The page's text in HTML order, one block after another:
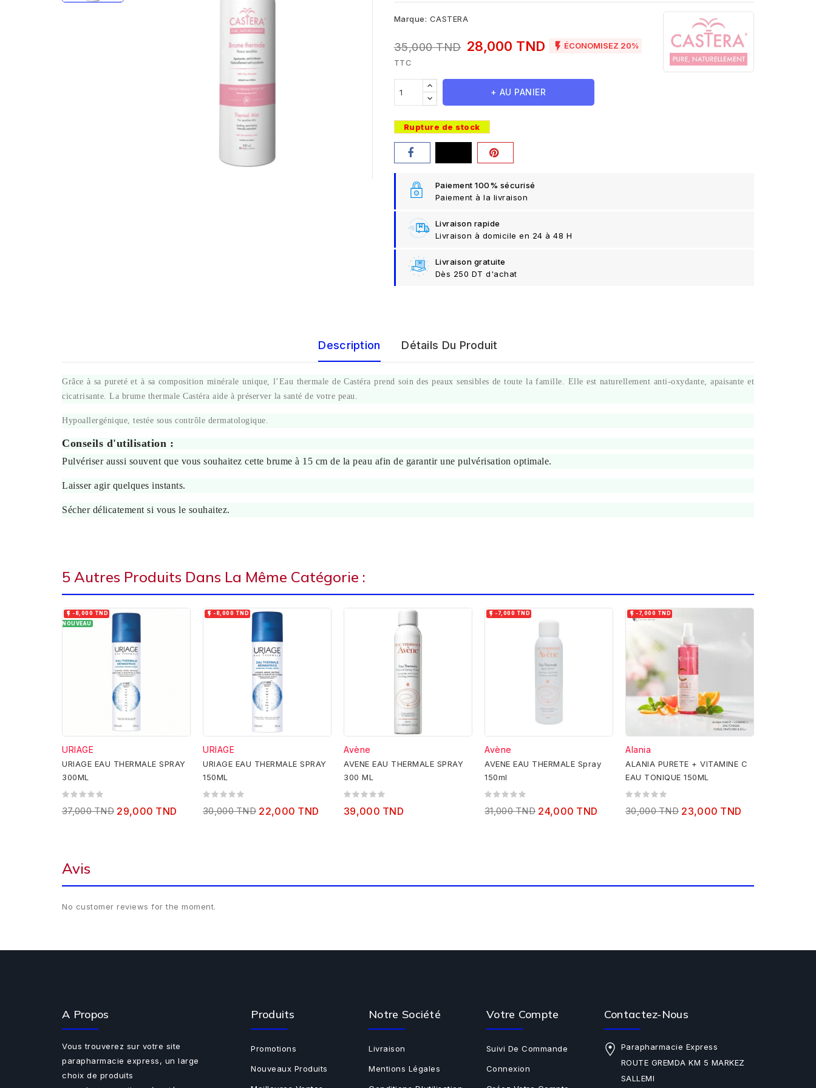
Marque: CASTERA
35,000 TND 28,000 TND  ÉCONOMISEZ 20%
TTC
+ AU PANIER
Rupture de stock
Paiement 100% sécurisé
Paiement à la livraison
Livraison rapide
Livraison à domicile en 24 à 48 H
Livraison gratuite
Dès 250 DT d'achat
Description Détails Du Produit
Grâce à sa pureté et à sa composition minérale unique, l’Eau thermale de Castéra prend soin des peaux sensibles de toute la famille. Elle est naturellement anti-oxydante, apaisante et
cicatrisante. La brume thermale Castéra aide à préserver la santé de votre peau.
Hypoallergénique, testée sous contrôle dermatologique.
Conseils d'utilisation :
Pulvériser aussi souvent que vous souhaitez cette brume à 15 cm de la peau afin de garantir une pulvérisation optimale.
Laisser agir quelques instants.
Sécher délicatement si vous le souhaitez.
5 Autres Produits Dans La Même Catégorie :
 -8,000 TND
NOUVEAU
URIAGE
URIAGE EAU THERMALE SPRAY
300ML
37,000 TND 29,000 TND
 -8,000 TND
URIAGE
URIAGE EAU THERMALE SPRAY
150ML
30,000 TND 22,000 TND
Avène
AVENE EAU THERMALE SPRAY
300 ML
39,000 TND
 -7,000 TND
Avène
AVENE EAU THERMALE Spray
150ml
31,000 TND 24,000 TND
 -7,000 TND
Alania
ALANIA PURETE + VITAMINE C
EAU TONIQUE 150ML
30,000 TND 23,000 TND
Avis
No customer reviews for the moment.
A Propos
Vous trouverez sur votre site
parapharmacie express, un large
choix de produits
Produits
Promotions
Nouveaux Produits
Notre Société
Livraison
Mentions Légales
Votre Compte
Suivi De Commande
Connexion
Contactez-Nous
Parapharmacie Express
ROUTE GREMDA KM 5 MARKEZ
SALLEMI